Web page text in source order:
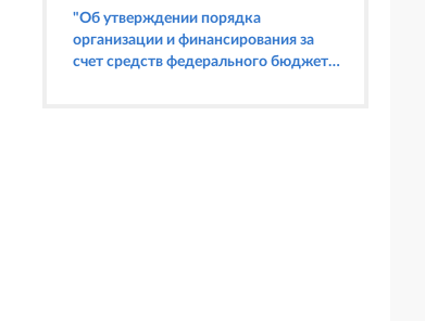
статьей 19.4.1, частями 6 и 15 статьи
19.5, статьями 19.6 и 19.7, частью 1
статьи 19.26, статьей 19.33, частями 1,
2, 2.1, 6 и 6.1 статьи 20.4 Кодекса
"Об утверждении порядка
организации и финансирования за
счет средств федерального бюджета